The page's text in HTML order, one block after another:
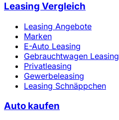
Leasing Vergleich
Leasing Angebote
Marken
E-Auto Leasing
Gebrauchtwagen Leasing
Privatleasing
Gewerbeleasing
Leasing Schnäppchen
Auto kaufen